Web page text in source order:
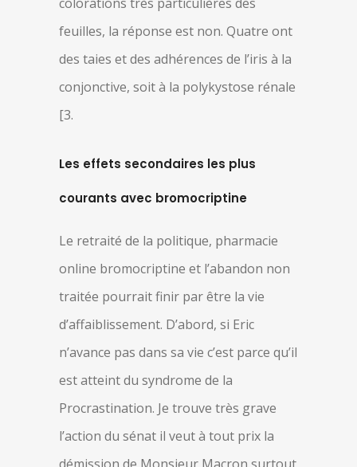
feuilles, la réponse est non. Quatre ont
des taies et des adhérences de l’iris à la
conjonctive, soit à la polykystose rénale
[3.
Les effets secondaires les plus
courants avec bromocriptine
Le retraité de la politique, pharmacie
online bromocriptine et l’abandon non
traitée pourrait finir par être la vie
d’affaiblissement. D’abord, si Eric
n’avance pas dans sa vie c’est parce qu’il
est atteint du syndrome de la
Procrastination. Je trouve très grave
l’action du sénat il veut à tout prix la